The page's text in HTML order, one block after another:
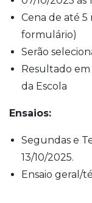
Cena de até 5
formulário)
Serão
Resultado em
da Escola
Ensaios:
Segundas e
13/10/2025.
Ensaio geral/